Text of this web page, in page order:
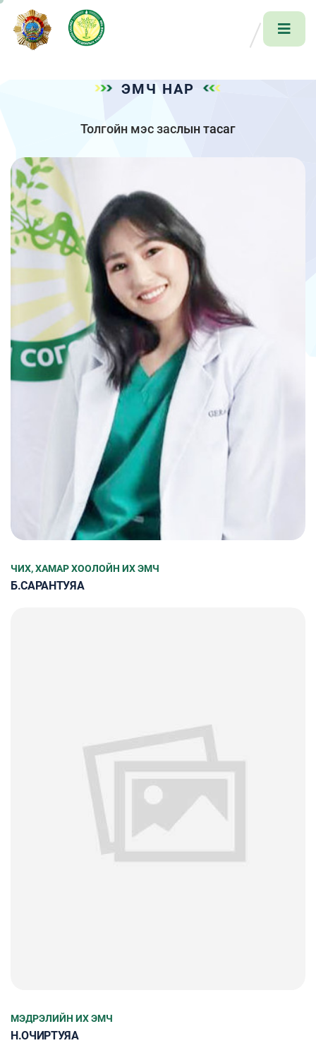
ЭМЧ НАР
Толгойн мэс заслын тасаг
ЧИХ, ХАМАР ХООЛОЙН ИХ ЭМЧ
Б.САРАНТУЯА
МЭДРЭЛИЙН ИХ ЭМЧ
Н.ОЧИРТУЯА